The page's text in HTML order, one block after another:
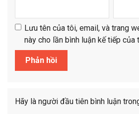
Lưu tên của tôi, email, và trang
này cho lần bình luận kế tiếp của
Hãy là người đầu tiên bình luận